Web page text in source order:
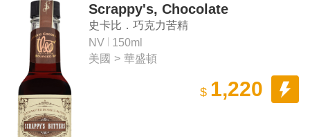
Scrappy's, Chocolate
史卡比．巧克力苦精
NV
150ml
美國 > 華盛頓
$ 1,220